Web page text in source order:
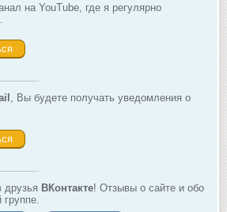
на YouTube, где я регулярно
, Вы будете получать уведомления о
друзья ВКонтакте! Отзывы о сайте и обо